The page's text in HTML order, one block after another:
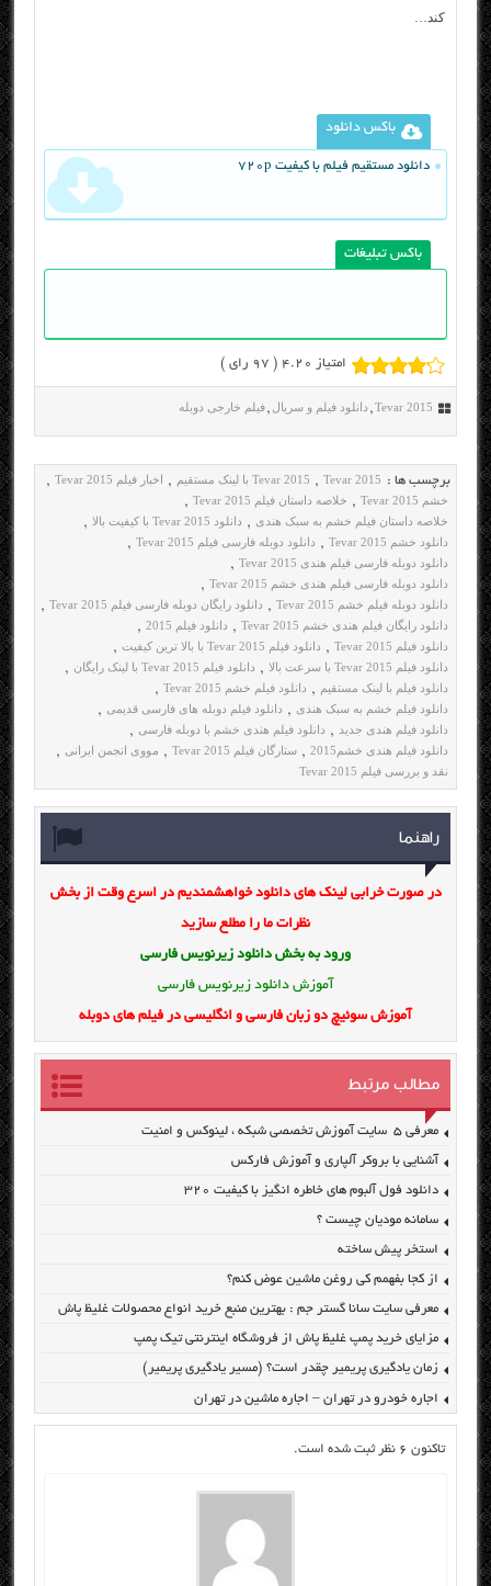
کند…
باکس دانلود
دانلود مستقیم فیلم با کیفیت 720p
باکس تبلیغات
امتیاز 4.20 ( 97 رای )
Tevar 2015
, دانلود فیلم و سریال ,فیلم خارجی دوبله
برچسب ها : Tevar 2015
, Tevar 2015 با لینک مستقیم , اخبار فیلم Tevar 2015 ,
خشم Tevar 2015 , خلاصه داستان فیلم Tevar 2015 ,
خلاصه داستان فیلم خشم به سبک هندی , دانلود Tevar 2015 با کیفیت بالا ,
دانلود خشم Tevar 2015 , دانلود دوبله فارسی فیلم Tevar 2015 ,
دانلود دوبله فارسی فیلم هندی Tevar 2015 ,
دانلود دوبله فارسی فیلم هندی خشم Tevar 2015 ,
دانلود دوبله فیلم خشم Tevar 2015 , دانلود رایگان دوبله فارسی فیلم Tevar 2015 ,
دانلود رایگان فیلم هندی خشم Tevar 2015 , دانلود فیلم 2015 ,
دانلود فیلم Tevar 2015 , دانلود فیلم Tevar 2015 با بالا ترین کیفیت ,
دانلود فیلم Tevar 2015 با سرعت بالا , دانلود فیلم Tevar 2015 با لینک رایگان ,
دانلود فیلم با لینک مستقیم , دانلود فیلم خشم Tevar 2015 ,
دانلود فیلم خشم به سبک هندی , دانلود فیلم دوبله های فارسی قدیمی ,
دانلود فیلم هندی جدید , دانلود فیلم هندی خشم با دوبله فارسی ,
دانلود فیلم هندی خشم2015 , ستارگان فیلم Tevar 2015 , مووی انجمن ایرانی ,
نقد و بررسی فیلم Tevar 2015
راهنما
در صورت خرابی لینک های دانلود خواهشمندیم در اسرع وقت از بخش
نظرات ما را مطلع سازید
ورود به بخش دانلود زیرنویس فارسی
آموزش دانلود زیرنویس فارسی
آموزش سوئیچ دو زبان فارسی و انگلیسی در فیلم های دوبله
مطالب مرتبط
معرفی ۵ سایت آموزش تخصصی شبکه ، لینوکس و امنیت
آشنایی با بروکر آلپاری و آموزش فارکس
دانلود فول آلبوم های خاطره انگیز با کیفیت ۳۲۰
سامانه مودیان چیست ؟
استخر پیش ساخته
از کجا بفهمم کی روغن ماشین عوض کنم؟
معرفی سایت سانا گستر جم : بهترین منبع خرید انواع محصولات غلیظ پاش
مزایای خرید پمپ غلیظ پاش از فروشگاه اینترنتی تیک پمپ
زمان یادگیری پریمیر چقدر است؟ (مسیر یادگیری پریمیر)
اجاره خودرو در تهران – اجاره ماشین در تهران
تاکنون 6 نظر ثبت شده است.